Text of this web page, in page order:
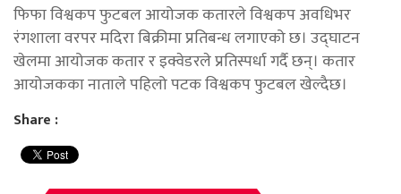
फिफा विश्वकप फुटबल आयोजक कतारले विश्वकप अवधिभर
रंगशाला वरपर मदिरा बिक्रीमा प्रतिबन्ध लगाएको छ। उद्घाटन
खेलमा आयोजक कतार र इक्वेडरले प्रतिस्पर्धा गर्दै छन्। कतार
आयोजकका नाताले पहिलो पटक विश्वकप फुटबल खेल्दैछ।
Share :